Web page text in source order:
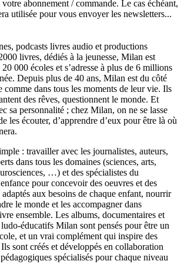
abonnement / commande. Le cas échéant,
utilisée pour vous envoyer les newsletters...
podcasts livres audio et productions
livres, dédiés à la jeunesse, Milan est
000 écoles et s’adresse à plus de 6 millions
Depuis plus de 40 ans, Milan est du côté
comme dans tous les moments de leur vie. Ils
des rêves, questionnent le monde. Et
sa personnalité ; chez Milan, on ne se lasse
les écouter, d’apprendre d’eux pour être là où
: travailler avec les journalistes, auteurs,
dans tous les domaines (sciences, arts,
…) et des spécialistes du
pour concevoir des oeuvres et des
aux besoins de chaque enfant, nourrir
le monde et les accompagner dans
ensemble. Les albums, documentaires et
éducatifs Milan sont pensés pour être un
et un vrai complément qui inspire des
sont créés et développés en collaboration
spécialisés pour chaque niveau